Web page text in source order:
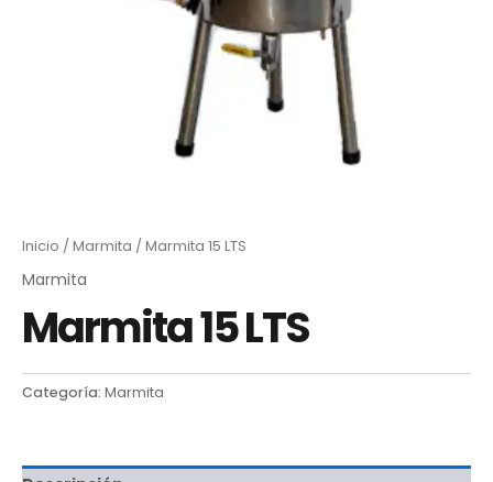
Inicio /Marmita / Marmita 15 LTS
Marmita
Marmita 15 LTS
Categoría: Marmita